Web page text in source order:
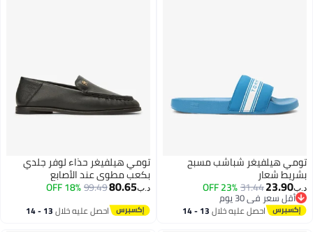
تومي هيلفيغر شباشب مسبح
بشريط شعار
د.ب‏23.90
31.44
23% OFF
أقل سعر في 30 يوم
أقل سعر في 30 يوماحصل عليه خلال 13 - 14
تومي هيلفيغر حذاء لوفر جلدي
بكعب مطوي عند الأصابع
د.ب‏80.65
99.49
18% OFF
احصل عليه خلال 13 - 14